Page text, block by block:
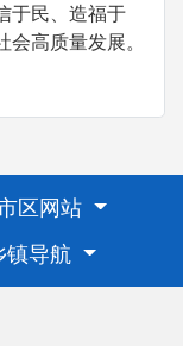
于民、造福于
高质量发展。
区网站
镇导航